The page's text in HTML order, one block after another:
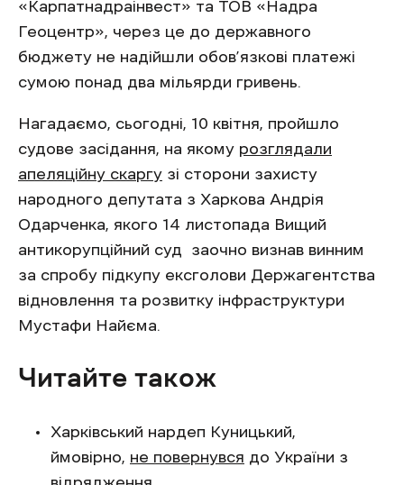
«Карпатнадраінвест» та ТОВ «Надра
Геоцентр», через це до державного
бюджету не надійшли обов’язкові платежі
сумою понад два мільярди гривень.
Нагадаємо, сьогодні, 10 квітня, пройшло
судове засідання, на якому розглядали
апеляційну скаргу зі сторони захисту
народного депутата з Харкова Андрія
Одарченка, якого 14 листопада Вищий
антикорупційний суд заочно визнав винним
за спробу підкупу ексголови Держагентства
відновлення та розвитку інфраструктури
Мустафи Найєма.
Читайте також
Харківський нардеп Куницький,
ймовірно, не повернувся до України з